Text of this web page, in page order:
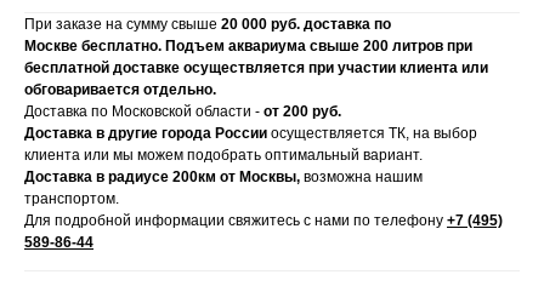
При заказе на сумму свыше 20 000 руб. доставка по
Москве бесплатно. Подъем аквариума свыше 200 литров при
бесплатной доставке осуществляется при участии клиента или
обговаривается отдельно.
Доставка по Московской области - от 200 руб.
Доставка в другие города России осуществляется ТК, на выбор
клиента или мы можем подобрать оптимальный вариант.
Доставка в радиусе 200км от Москвы, возможна нашим
транспортом.
Для подробной информации свяжитесь с нами по телефону +7 (495)
589-86-44